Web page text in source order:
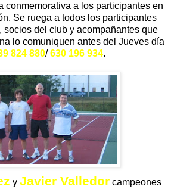
conmemorativa a los participantes en
Se ruega a todos los participantes
socios del club y acompañantes que
lo comuniquen antes del Jueves día
824 880/630 196 934.
y Javier Valledor campeones